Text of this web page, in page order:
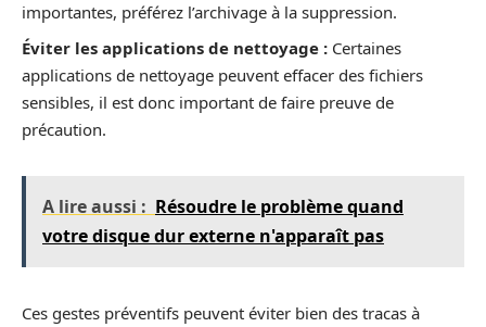
importantes, préférez l’archivage à la suppression.
Éviter les applications de nettoyage : Certaines
applications de nettoyage peuvent effacer des fichiers
sensibles, il est donc important de faire preuve de
précaution.
A lire aussi : Résoudre le problème quand
votre disque dur externe n'apparaît pas
Ces gestes préventifs peuvent éviter bien des tracas à